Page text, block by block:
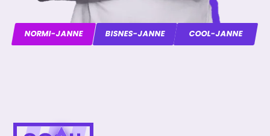
NORMI-JANNE BISNES-JANNE COOL-JANNE